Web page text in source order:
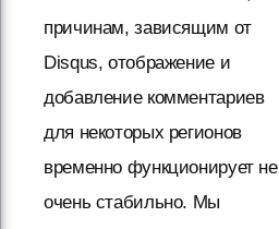
причинам, зависящим от
Disqus, отображение и
добавление комментариев
для некоторых регионов
временно функционирует не
очень стабильно. Мы